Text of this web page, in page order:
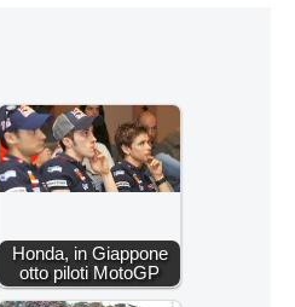
Honda, in Giappone
otto piloti MotoGP